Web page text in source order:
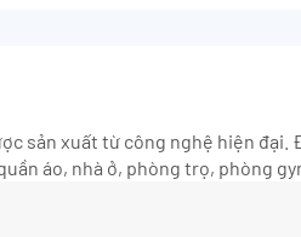
sản xuất từ công nghệ hiện
áo, nhà ở, phòng trọ, phòng